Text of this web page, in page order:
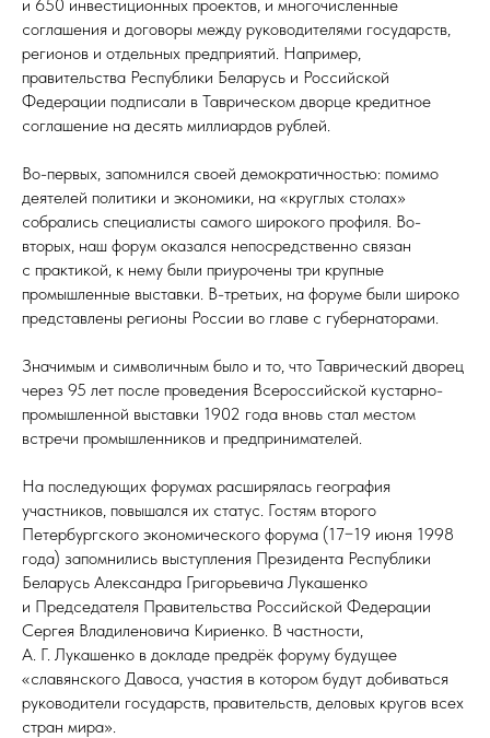
и 650 инвестиционных проектов, и многочисленные
соглашения и договоры между руководителями государств,
регионов и отдельных предприятий. Например,
правительства Республики Беларусь и Российской
Федерации подписали в Таврическом дворце кредитное
соглашение на десять миллиардов рублей.
Во-первых, запомнился своей демократичностью: помимо
деятелей политики и экономики, на «круглых столах»
собрались специалисты самого широкого профиля. Во-
вторых, наш форум оказался непосредственно связан
с практикой, к нему были приурочены три крупные
промышленные выставки. В-третьих, на форуме были широко
представлены регионы России во главе с губернаторами.
Значимым и символичным было и то, что Таврический дворец
через 95 лет после проведения Всероссийской кустарно-
промышленной выставки 1902 года вновь стал местом
встречи промышленников и предпринимателей.
На последующих форумах расширялась география
участников, повышался их статус. Гостям второго
Петербургского экономического форума (17−19 июня 1998
года) запомнились выступления Президента Республики
Беларусь Александра Григорьевича Лукашенко
и Председателя Правительства Российской Федерации
Сергея Владиленовича Кириенко. В частности,
А. Г. Лукашенко в докладе предрёк форуму будущее
«славянского Давоса, участия в котором будут добиваться
руководители государств, правительств, деловых кругов всех
стран мира».